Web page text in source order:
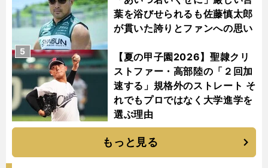
葉を浴びせられるも佐藤慎太郎
が貫いた誇りとファンへの思い
【夏の甲子園2026】聖隷クリ
ストファー・高部陸の「２回加
速する」規格外のストレート そ
れでもプロではなく大学進学を
選ぶ理由
5
もっと見る